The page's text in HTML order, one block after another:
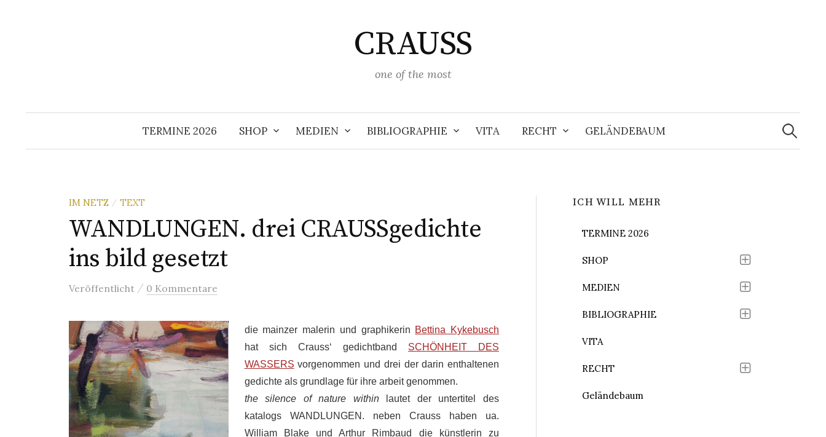
CRAUSS
one of the most
TERMINE 2026 SHOP MEDIEN BIBLIOGRAPHIE VITA RECHT GELÄNDEBAUM
Suchen
nach:
IM NETZ / TEXT
WANDLUNGEN. drei CRAUSSgedichte
ins bild gesetzt
Veröffentlicht / 0 Kommentare
die mainzer malerin und graphikerin Bettina Kykebusch
hat sich Crauss‘ gedichtband SCHÖNHEIT DES
WASSERS vorgenommen und drei der darin enthaltenen
gedichte als grundlage für ihre arbeit genommen.
the silence of nature withinlautet der untertitel des
katalogs WANDLUNGEN. neben Crauss haben ua.
William Blake und Arthur Rimbaud die künstlerin zu
ICH WILL MEHR
TERMINE 2026
SHOP
MEDIEN
BIBLIOGRAPHIE
VITA
RECHT
Geländebaum